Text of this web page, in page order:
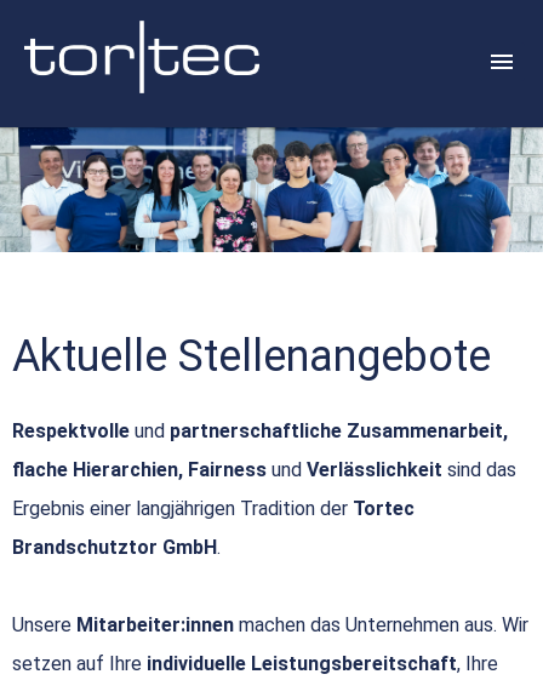
Aktuelle Stellenangebote
Respektvolle und partnerschaftliche Zusammenarbeit,
flache Hierarchien, Fairness und Verlässlichkeit sind das
Ergebnis einer langjährigen Tradition der Tortec
Brandschutztor GmbH.
Unsere Mitarbeiter:innen machen das Unternehmen aus. Wir
setzen auf Ihre individuelle Leistungsbereitschaft, Ihre